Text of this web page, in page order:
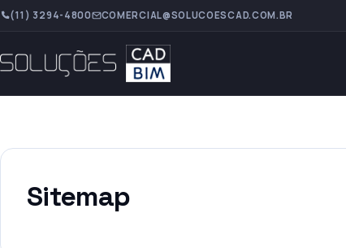
(11) 3294-4800 COMERCIAL@SOLUCOESCAD.COM.BR
Sitemap